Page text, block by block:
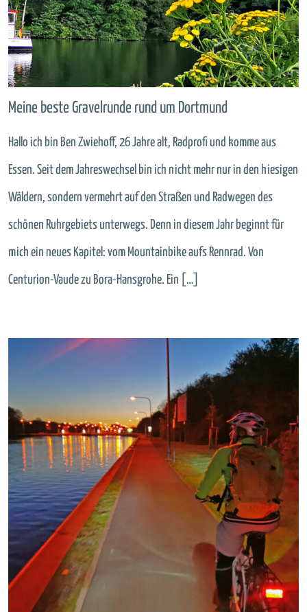
Meine beste Gravelrunde rund um Dortmund
Hallo ich bin Ben Zwiehoff, 26 Jahre alt, Radprofi und komme aus
Essen. Seit dem Jahreswechsel bin ich nicht mehr nur in den hiesigen
Wäldern, sondern vermehrt auf den Straßen und Radwegen des
schönen Ruhrgebiets unterwegs. Denn in diesem Jahr beginnt für
mich ein neues Kapitel: vom Mountainbike aufs Rennrad. Von
Centurion-Vaude zu Bora-Hansgrohe. Ein […]